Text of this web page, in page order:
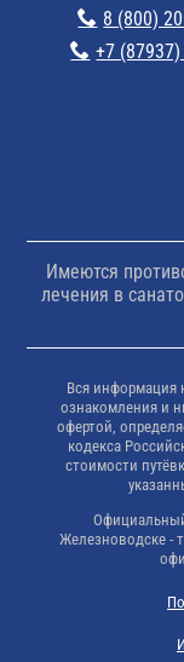
8 (800)
+7 (87937)
Имеются
лечения в
Вся информация
ознакомления и
офертой,
кодекса
стоимости
Официальный
Железноводске -